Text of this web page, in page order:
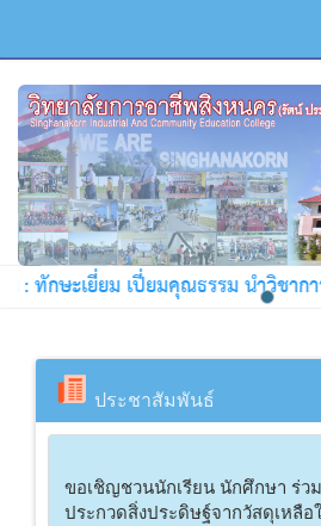
เยี่ยม เปี่ยมคุณธรรม นำวิชาการ บริก
ประชาสัมพันธ์
ขอเชิญชวนนักเรียน นักศึกษา ร่วม
ประกวดสิ่งประดิษฐ์จากวัสดุเหลือ